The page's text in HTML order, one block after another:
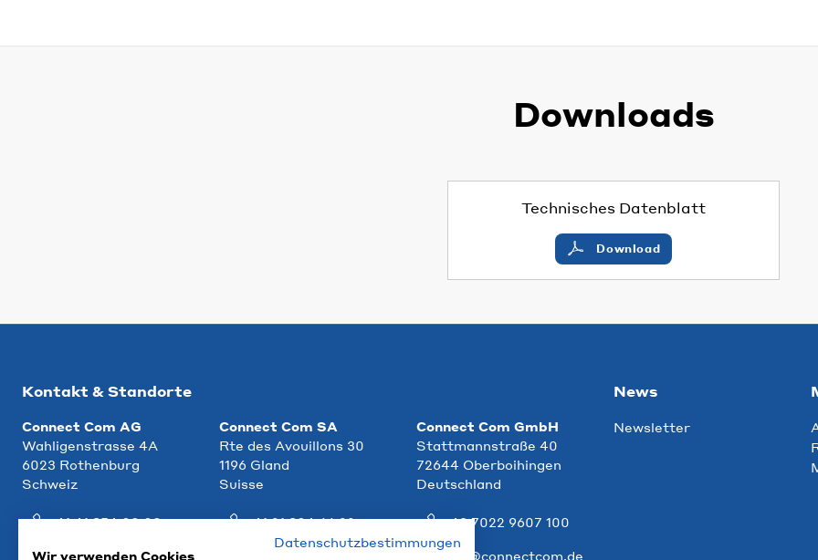
Downloads
Technisches Datenblatt
Download
Kontakt & Standorte
Connect Com AG
Wahligenstrasse 4A
6023 Rothenburg
Schweiz
+41 41 854 00 00
info@ccm.ch
Connect Com SA
Rte des Avouillons 30
1196 Gland
Suisse
+41 21 804 66 22
Connect Com GmbH
Stattmannstraße 40
72644 Oberboihingen
Deutschland
+49 7022 9607 100
info@connectcom.de
News
Newsletter
Datenschutzbestimmungen
Wir verwenden Cookies